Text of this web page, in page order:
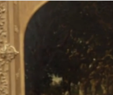
produits
ordre